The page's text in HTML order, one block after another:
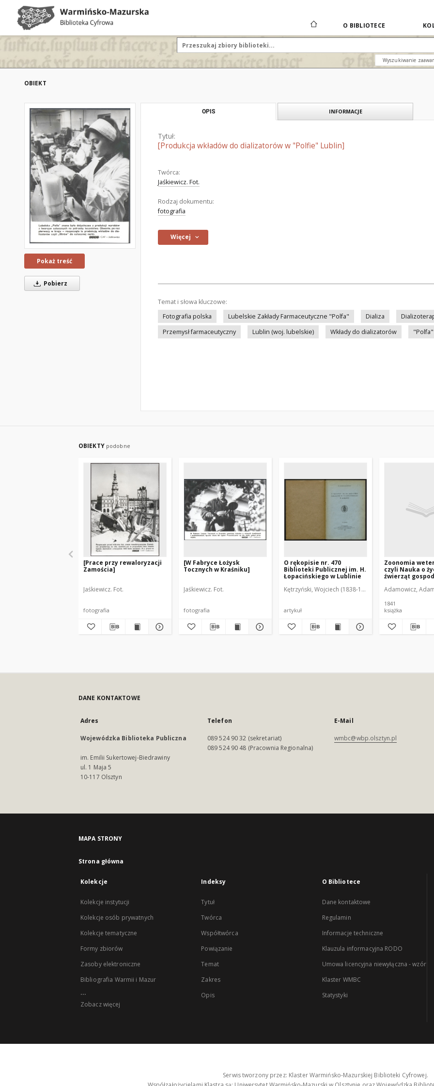
O BIBLIOTECE
Wyszukiwanie
OBIEKT
Pokaż treść
Pobierz
OPIS INFORMACJE
Tytuł:
[Produkcja wkładów do dializatorów w "Polfie" Lublin]
Twórca:
Jaśkiewicz. Fot.
Rodzaj dokumentu:
fotografia
Więcej
Temat i słowa kluczowe:
Fotografia polska
Lubelskie Zakłady Farmaceutyczne "Polfa" Dializa
Przemysł farmaceutyczny
Lublin (woj. lubelskie) Wkłady do dializatorów
OBIEKTY podobne
[Prace przy rewaloryzacji
Zamościa]
Jaśkiewicz. Fot.
fotografia
[W Fabryce Łożysk
Tocznych w Kraśniku]
Jaśkiewicz. Fot.
fotografia
O rękopisie nr. 470
Biblioteki Publicznej im. H.
Łopacińskiego w Lublinie
Kętrzyński, Wojciech (1838-1918)
artykuł
Zoonomia
czyli Nauka o
źwierząt
przyrodzenia,
Adamowicz,
1841
książka
DANE KONTAKTOWE
Adres
Wojewódzka Biblioteka Publiczna
im. Emilii Sukertowej-Biedrawiny
ul. 1 Maja 5
10-117 Olsztyn
Telefon
089 524 90 32 (sekretariat)
089 524 90 48 (Pracownia Regionalna)
E-Mail
wmbc@wbp.olsztyn.pl
MAPA STRONY
Strona główna
Kolekcje
Kolekcje instytucji
Kolekcje osób prywatnych
Kolekcje tematyczne
Formy zbiorów
Zasoby elektroniczne
Bibliografia Warmii i Mazur
...
Zobacz więcej
Indeksy
Tytuł
Twórca
Współtwórca
Powiązanie
Temat
Zakres
Opis
O Bibliotece
Dane kontaktowe
Regulamin
Informacje techniczne
Klauzula informacyjna RODO
Umowa licencyjna niewyłączna - wzór
Klaster WMBC
Statystyki
Serwis tworzony przez: Klaster Warmińsko-Mazurskiej Biblioteki Cyfrowej.